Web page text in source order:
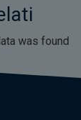
was found